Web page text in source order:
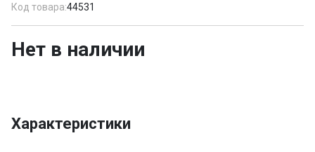
Код товара:44531
Нет в наличии
Характеристики